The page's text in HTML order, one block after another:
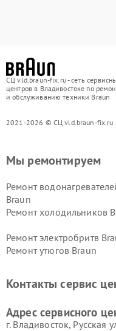
СЦ vld.braun-fix.ru - сеть
центров в Владивостоке по
и обслуживанию техники Braun
2021-2026 © СЦ vld.braun-fix.ru
Мы ремонтируем
Ремонт
Braun
Ремонт холодильников
Ремонт электробритв
Ремонт утюгов Braun
Контакты сервис
Адрес сервисного
г. Владивосток, Русская